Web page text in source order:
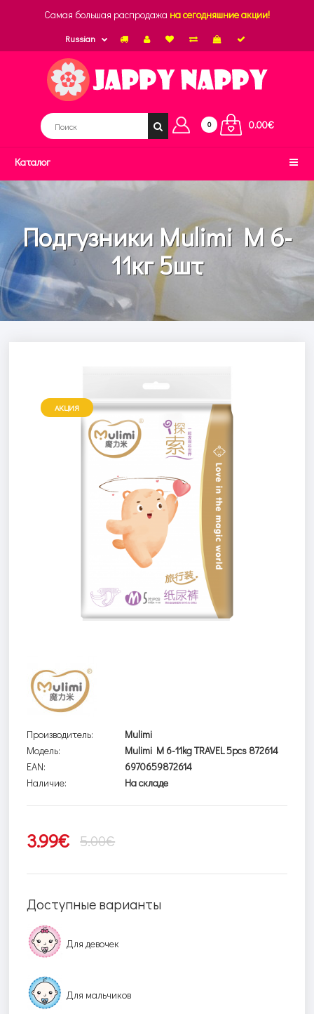
Самая большая распродажа на сегодняшние акции!
Russian
0 0.00€
Каталог
Подгузники Mulimi M 6-
11кг 5шт
АКЦИЯ
Производитель:
Mulimi
Модель:
Mulimi M 6-11kg TRAVEL 5pcs 872614
EAN:
6970659872614
Наличие:
На складе
3.99€ 5.00€
Доступные варианты
Для девочек
Для мальчиков